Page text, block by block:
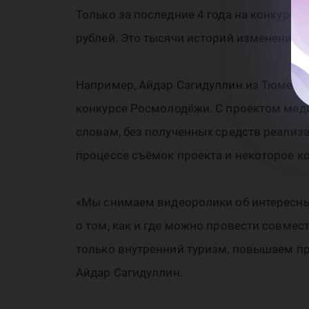
Только за последние 4 года на
рублей. Это тысячи историй
Например, Айдар Сагидуллин из
конкурсе Росмолодёжи. С проектом
словам, без полученных средств
процессе съёмок проекта и некоторое
«Мы снимаем видеоролики об
о том, как и где можно провести
только внутренний туризм, повышаем
Айдар Сагидуллин.